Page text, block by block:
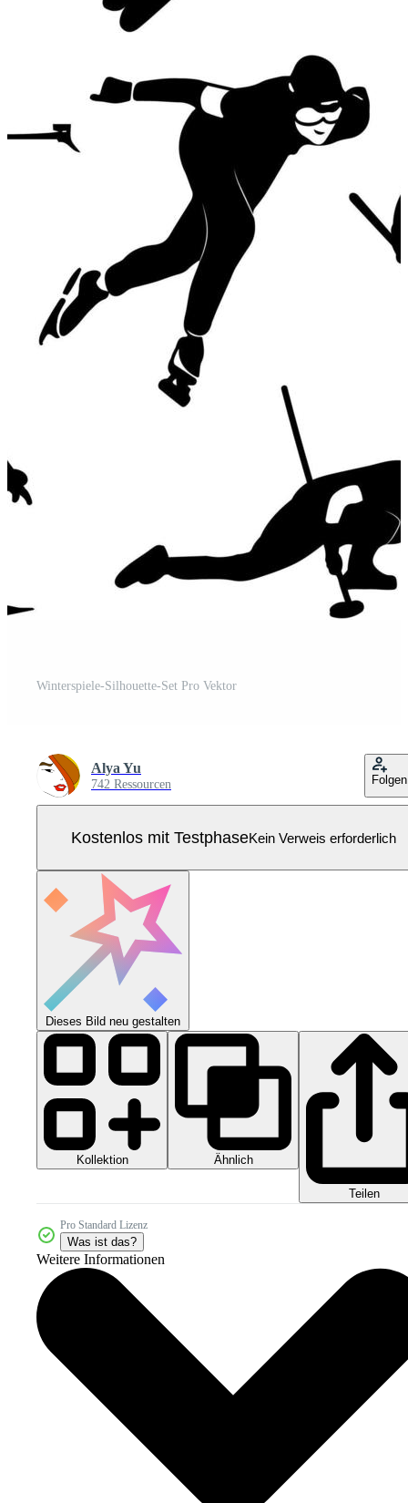
Winterspiele-Silhouette-Set Pro Vektor
Alya Yu
742 Ressourcen Folgen
Kostenlos mit TestphaseKein Verweis erforderlich
Dieses Bild neu gestalten
Kollektion Ähnlich
Teilen
Pro Standard Lizenz
Was ist das?
Weitere Informationen